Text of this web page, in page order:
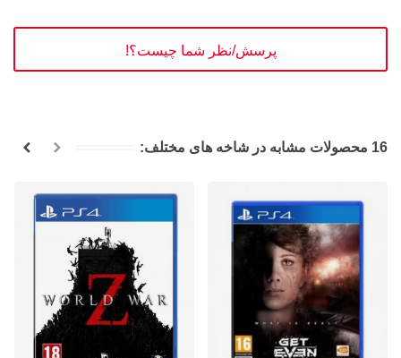
پرسش/نظر شما چیست؟!
16 محصولات مشابه در شاخه های مختلف: